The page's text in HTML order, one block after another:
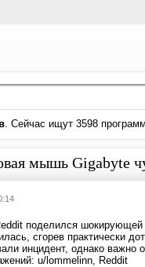
. Сейчас ищут 3598
мышь Gigabyte
поделился
сгорев практически
инцидент, однако
u/lommelinn, Reddit